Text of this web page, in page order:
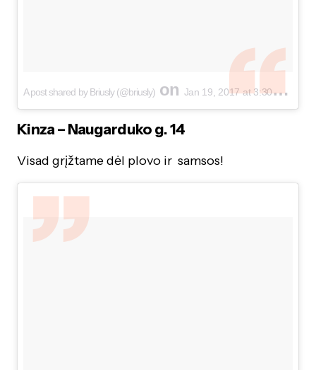
A post shared by Briusly (@briusly) on Jan 19, 2017 at 3:30am PST
Kinza – Naugarduko g. 14
Visad grįžtame dėl plovo ir samsos!